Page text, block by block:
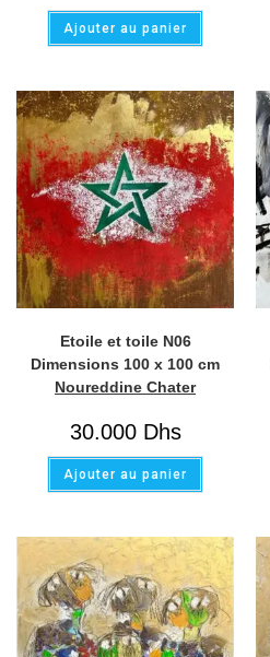
Ajouter au panier
Etoile et toile N06
Dimensions 100 x 100 cm
Noureddine Chater
30.000Dhs
Ajouter au panier